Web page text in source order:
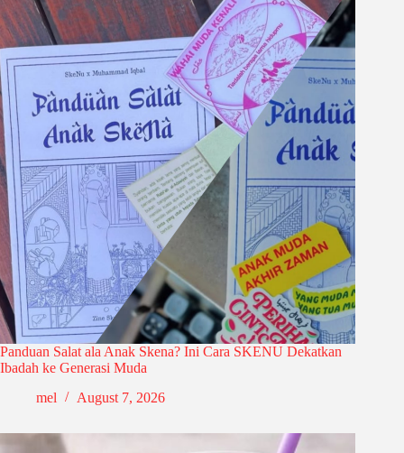
Panduan Salat ala Anak Skena? Ini Cara SKENU Dekatkan
Ibadah ke Generasi Muda
mel
August 7, 2026